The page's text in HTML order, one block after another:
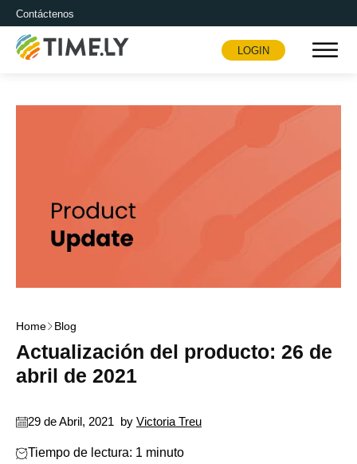
Contáctenos
Timely
LOGIN
Home Blog
Actualización del producto: 26 de
abril de 2021
29 de Abril, 2021 by Victoria Treu
Tiempo de lectura: 1 minuto